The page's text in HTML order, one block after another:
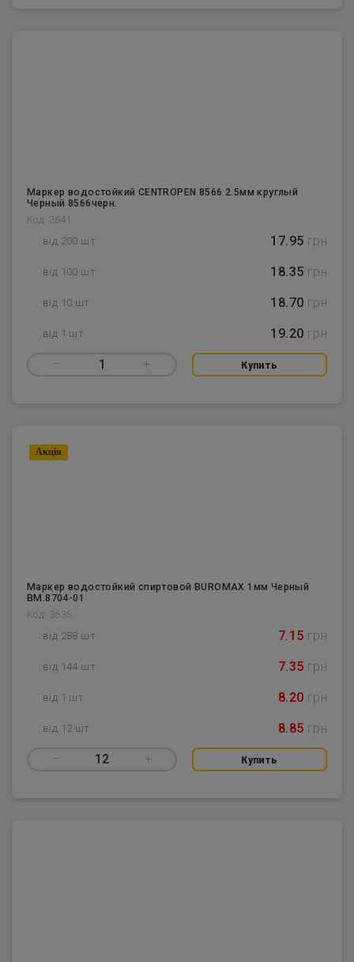
Маркер водостойкий CENTROPEN 8566 2.5мм круглый
Черный 8566черн.
Код: 3641
від 200 шт 17.95 грн
від 100 шт 18.35 грн
від 10 шт 18.70 грн
від 1 шт 19.20 грн
– 1 + Купить
Маркер водостойкий спиртовой BUROMAX 1мм Черный
BM.8704-01
Код: 3635
від 288 шт 7.15 грн
від 144 шт 7.35 грн
від 1 шт 8.20 грн
від 12 шт 8.85 грн
– 12 + Купить
Акцiя